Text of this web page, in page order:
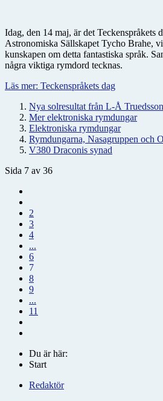
Idag, den 14 maj, är det Teckenspråkets
Astronomiska Sällskapet Tycho Brahe,
kunskapen om detta fantastiska språk.
några viktiga rymdord tecknas.
Läs mer: Teckenspråkets dag
Nya solresultat från L-Å Truedsson
Mer elektroniska rymdungar
Elektroniska rymdungar
Rymdungarna, Nasagruppen och
V380 Draconis synad
Sida 7 av 36
2
3
4
...
6
7
8
9
...
11
Du är här:
Start
Redaktör